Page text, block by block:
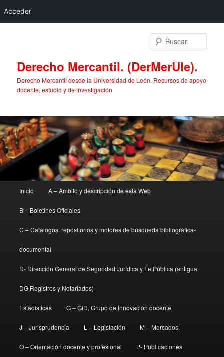
Acceder
Derecho Mercantil. (DerMerUle).
Derecho Mercantil desde la Universidad de León. Recursos de apoyo
docente, estudio y de investigación
principal
Inicio A – Ámbito y descripción de esta Web
B – Boletines Oficiales
C – Catálogos, repositorios y motores de búsqueda bibliográfica-
documental
D- Dirección General de Seguridad Jurídica y Fe Pública (antigua
DG Registros y Notariados)
Estadísticas G – GiD, Grupo de innovación docente
J – Jurisprudencia L – Legislación M – Mercados
O – Orientación docente y profesional P- Publicaciones